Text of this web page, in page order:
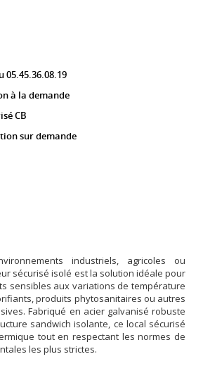
05.45.36.08.19​
à la demande
CB​
sur demande
industriels, agricoles ou
sécurisé isolé est la solution idéale pour
sensibles aux variations de température
produits phytosanitaires ou autres
Fabriqué en acier galvanisé robuste
sandwich isolante, ce local sécurisé
tout en respectant les normes de
les plus strictes.